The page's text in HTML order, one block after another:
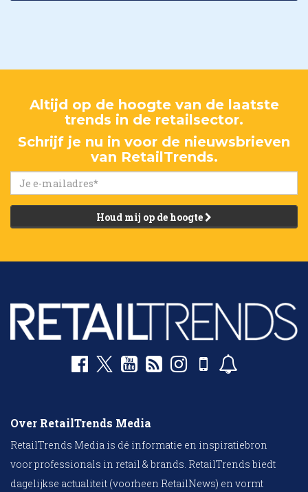
Altijd op de hoogte van de laatste
trends in de retailsector.
Schrijf je nu in voor de nieuwsbrieven
van RetailTrends.
Houd mij op de hoogte
Over RetailTrends Media
RetailTrends Media is dé informatie en inspiratiebron
voor professionals in retail & brands. RetailTrends biedt
dagelijkse actualiteit (voorheen RetailNews) en vormt